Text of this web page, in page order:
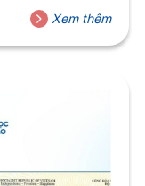
Xem thêm